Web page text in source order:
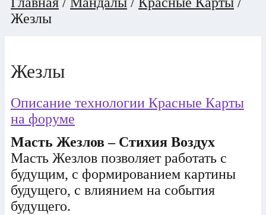
Жезлы
Жезлы
Описание технологии Красные Карты
на форуме
Масть Жезлов – Стихия Воздух
Масть Жезлов позволяет работать с
будущим, с формированием картины
будущего, с влиянием на события
будущего.